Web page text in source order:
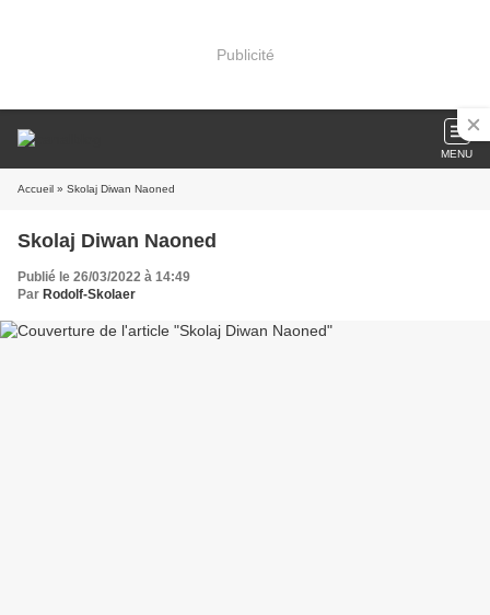
Publicité
MENU
Accueil » Skolaj Diwan Naoned
Skolaj Diwan Naoned
Publié le 26/03/2022 à 14:49
Par Rodolf-Skolaer